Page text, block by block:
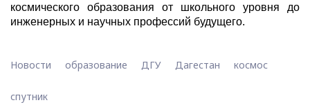
космического образования от школьного уровня до
инженерных и научных профессий будущего.
Новости образование ДГУ Дагестан космос
спутник